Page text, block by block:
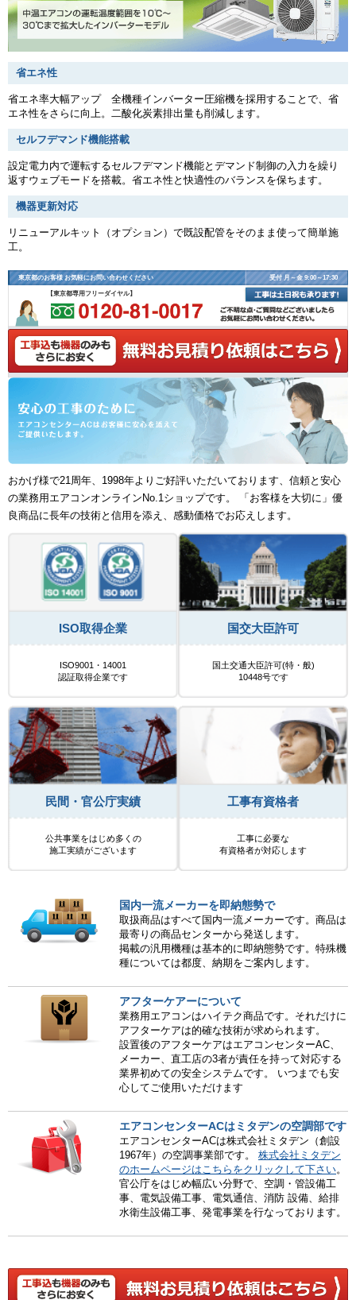
省エネ性
省エネ率大幅アップ 全機種インバーター圧縮機を採用することで、省
エネ性をさらに向上。二酸化炭素排出量も削減します。
セルフデマンド機能搭載
設定電力内で運転するセルフデマンド機能とデマンド制御の入力を繰り
返すウェブモードを搭載。省エネ性と快適性のバランスを保ちます。
機器更新対応
リニューアルキット（オプション）で既設配管をそのまま使って簡単施
工。
東京都のお客様 お気軽にお問い合わせください 受付 月～金 9:00～17:30
【東京都専用フリーダイヤル】
おかげ様で21周年、1998年よりご好評いただいております、信頼と安心
の業務用エアコンオンラインNo.1ショップです。 「お客様を大切に」優
良商品に長年の技術と信用を添え、感動価格でお応えします。
ISO取得企業
ISO9001・14001
認証取得企業です
国交大臣許可
国土交通大臣許可(特・般)
10448号です
民間・官公庁実績
公共事業をはじめ多くの
施工実績がございます
工事有資格者
工事に必要な
有資格者が対応します
国内一流メーカーを即納態勢で
取扱商品はすべて国内一流メーカーです。商品は
最寄りの商品センターから発送します。
掲載の汎用機種は基本的に即納態勢です。特殊機
種については都度、納期をご案内します。
アフターケアーについて
業務用エアコンはハイテク商品です。それだけに
アフターケアは的確な技術が求められます。
設置後のアフターケアはエアコンセンターAC、
メーカー、直工店の3者が責任を持って対応する
業界初めての安全システムです。 いつまでも安
心してご使用いただけます
エアコンセンターACはミタデンの空調部です
エアコンセンターACは株式会社ミタデン（創設
1967年）の空調事業部です。 株式会社ミタデン
のホームページはこちらをクリックして下さい。
官公庁をはじめ幅広い分野で、空調・管設備工
事、電気設備工事、電気通信、消防 設備、給排
水衛生設備工事、発電事業を行なっております。